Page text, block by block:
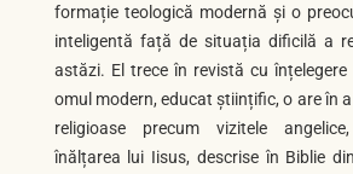
formație teologică modernă și o
inteligentă față de situația dificilă a
astăzi. El trece în revistă cu
omul modern, educat științific, o are în
religioase precum vizitele
înălțarea lui Iisus, descrise în Biblie